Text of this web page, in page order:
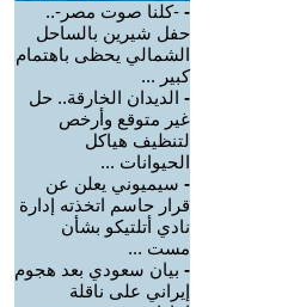
- -كلنا صوت مصر-..
حفل شيرين بالساحل
الشمالي يحظى باهتمام
كبير ...
- الديدان الخارقة.. حل
غير متوقع وأرخص
لتنظيف هياكل
الحيوانات ...
- سيميوني يعلن عن
قرار حاسم اتخذته إدارة
نادي أتلتيكو بشأن
مست ...
- بيان سعودي بعد هجوم
إيراني على ناقلة